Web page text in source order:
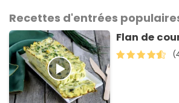
Recettes d'entrées
Flan de